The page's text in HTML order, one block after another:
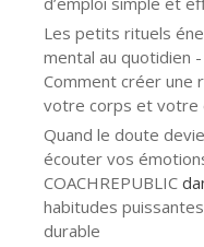
Les petits rituels
mental au quotidien
Comment créer une
votre corps et votre
Quand le doute
écouter vos
COACHREPUBLIC
habitudes
durable